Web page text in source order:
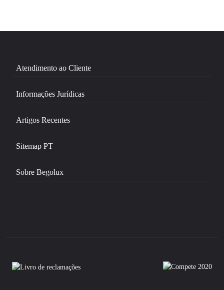
Atendimento ao Cliente
Informações Jurídicas
Artigos Recentes
Sitemap PT
Sobre Begolux